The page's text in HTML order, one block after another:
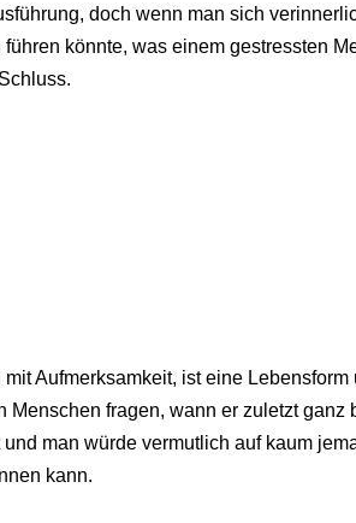
doch wenn man sich
könnte, was einem gestressten
Aufmerksamkeit, ist eine Lebensform
Menschen fragen, wann er zuletzt ganz
man würde vermutlich auf kaum
kann.